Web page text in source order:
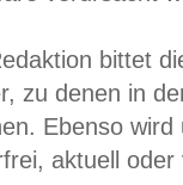
bittet
zu denen in
Ebenso
aktuell oder